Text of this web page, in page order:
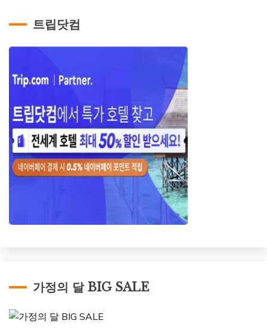
트립닷컴
가정의 달 BIG SALE